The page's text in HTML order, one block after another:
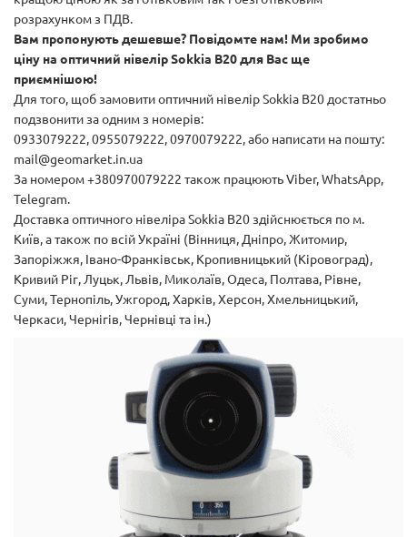
розрахунком з ПДВ.
Вам пропонують дешевше? Повідомте нам! Ми зробимо
ціну на оптичний нівелір Sokkia B20 для Вас ще
приємнішою!
Для того, щоб замовити оптичний нівелір Sokkia B20 достатньо
подзвонити за одним з номерів:
0933079222, 0955079222, 0970079222, або написати на пошту:
mail@geomarket.in.ua
За номером +380970079222 також працюють Viber, WhatsApp,
Telegram.
Доставка оптичного нівеліра Sokkia B20 здійснюється по м.
Київ, а також по всій Україні (Вінниця, Дніпро, Житомир,
Запоріжжя, Івано-Франківськ, Кропивницький (Кіровоград),
Кривий Ріг, Луцьк, Львів, Миколаїв, Одеса, Полтава, Рівне,
Суми, Тернопіль, Ужгород, Харків, Херсон, Хмельницький,
Черкаси, Чернігів, Чернівці та ін.)